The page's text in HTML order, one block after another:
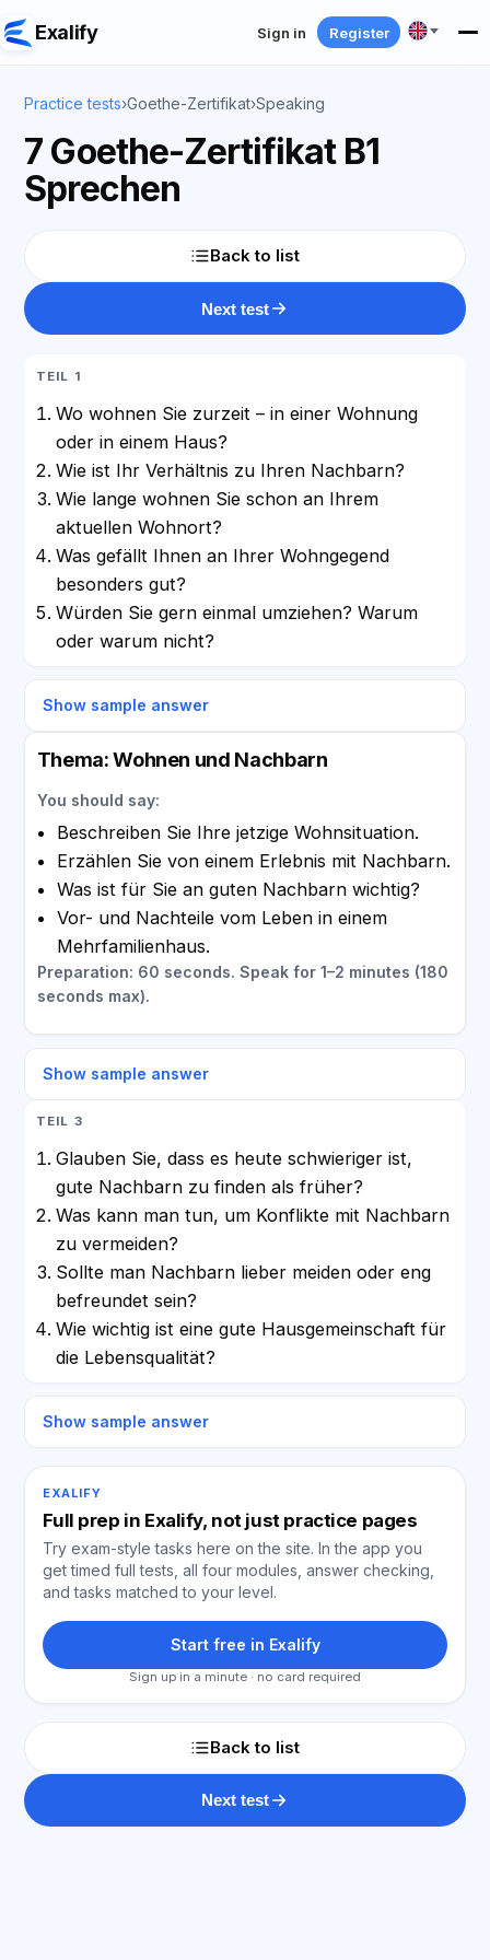
Exalify Sign in Register
Practice tests›Goethe-Zertifikat›Speaking
7 Goethe-Zertifikat B1
Sprechen
Back to list
Next test
TEIL 1
Wo wohnen Sie zurzeit – in einer Wohnung
oder in einem Haus?
Wie ist Ihr Verhältnis zu Ihren Nachbarn?
Wie lange wohnen Sie schon an Ihrem
aktuellen Wohnort?
Was gefällt Ihnen an Ihrer Wohngegend
besonders gut?
Würden Sie gern einmal umziehen? Warum
oder warum nicht?
Show sample answer
Thema: Wohnen und Nachbarn
You should say:
Beschreiben Sie Ihre jetzige Wohnsituation.
Erzählen Sie von einem Erlebnis mit Nachbarn.
Was ist für Sie an guten Nachbarn wichtig?
Vor- und Nachteile vom Leben in einem
Mehrfamilienhaus.
Preparation: 60 seconds. Speak for 1–2 minutes (180
seconds max).
Show sample answer
TEIL 3
Glauben Sie, dass es heute schwieriger ist,
gute Nachbarn zu finden als früher?
Was kann man tun, um Konflikte mit Nachbarn
zu vermeiden?
Sollte man Nachbarn lieber meiden oder eng
befreundet sein?
Wie wichtig ist eine gute Hausgemeinschaft für
die Lebensqualität?
Show sample answer
EXALIFY
Full prep in Exalify, not just practice pages
Try exam-style tasks here on the site. In the app you
get timed full tests, all four modules, answer checking,
and tasks matched to your level.
Start free in Exalify
Sign up in a minute · no card required
Back to list
Next test